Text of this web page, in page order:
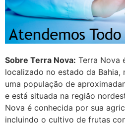
Sobre Terra Nova: Terra Nova
localizado no estado da Bahia,
uma população de
e está situada na região
Nova é conhecida por sua
incluindo o cultivo de frutas
http://
Deve ser
22/05/2026
http://
Eu acho, não
22/05/2026